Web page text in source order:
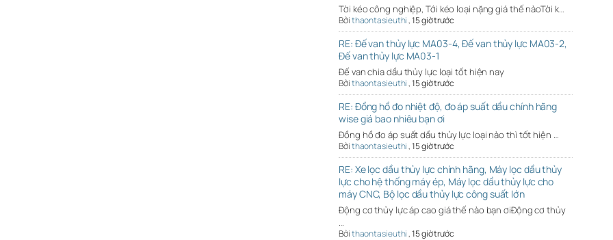
Tời kéo công nghiệp, Tới kéo loại nặng giá thế nàoTời k…
Bởithaontasieuthi,15 giờ trước
RE: Đế van thủy lực MA03-4, Đế van thủy lực MA03-2,
Đế van thủy lực MA03-1
Đế van chia dầu thủy lực loại tốt hiện nay
Bởithaontasieuthi,15 giờ trước
RE: Đồng hồ đo nhiệt độ, đo áp suất dầu chính hãng
wise giá bao nhiêu bạn ơi
Đồng hồ đo áp suất dầu thủy lực loại nào thì tốt hiện …
Bởithaontasieuthi,15 giờ trước
RE: Xe lọc dầu thủy lực chính hãng, Máy lọc dầu thủy
lực cho hệ thống máy ép, Máy lọc dầu thủy lực cho
máy CNC, Bộ lọc dầu thủy lực công suất lớn
Động cơ thủy lực áp cao giá thế nào bạn ơiĐộng cơ thủy
…
Bởithaontasieuthi,15 giờ trước